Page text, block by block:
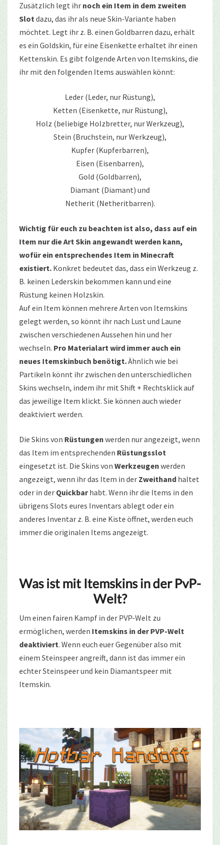
Zusätzlich legt ihr noch ein Item in dem zweiten
Slotdazu, das ihr als neue Skin-Variante haben
möchtet. Legt ihr z. B. einen Goldbarren dazu, erhält
es ein Goldskin, für eine Eisenkette erhaltet ihr einen
Kettenskin. Es gibt folgende Arten von Itemskins, die
ihr mit den folgenden Items auswählen könnt:
Leder (Leder, nur Rüstung),
Ketten (Eisenkette, nur Rüstung),
Holz (beliebige Holzbretter, nur Werkzeug),
Stein (Bruchstein, nur Werkzeug),
Kupfer (Kupferbarren),
Eisen (Eisenbarren),
Gold (Goldbarren),
Diamant (Diamant) und
Netherit (Netheritbarren).
Wichtig für euch zu beachten ist also, dass auf ein
Item nur die Art Skin angewandt werden kann,
wofür ein entsprechendes Item in Minecraft
existiert. Konkret bedeutet das, dass ein Werkzeug z.
B. keinen Lederskin bekommen kann und eine
Rüstung keinen Holzskin.
Auf ein Item können mehrere Arten von Itemskins
gelegt werden, so könnt ihr nach Lust und Laune
zwischen verschiedenen Aussehen hin und her
wechseln. Pro Materialart wird immer auch ein
neues Itemskinbuch benötigt.Ähnlich wie bei
Partikeln könnt ihr zwischen den unterschiedlichen
Skins wechseln, indem ihr mit Shift + Rechtsklick auf
das jeweilige Item klickt. Sie können auch wieder
deaktiviert werden.
Die Skins von Rüstungen werden nur angezeigt, wenn
das Item im entsprechenden Rüstungsslot
eingesetzt ist. Die Skins von Werkzeugen werden
angezeigt, wenn ihr das Item in der Zweithand haltet
oder in der Quickbarhabt. Wenn ihr die Items in den
übrigens Slots eures Inventars ablegt oder ein
anderes Inventar z. B. eine Kiste öffnet, werden euch
immer die originalen Items angezeigt.
Was ist mit Itemskins in der PvP-
Welt?
Um einen fairen Kampf in der PVP-Welt zu
ermöglichen, werden Itemskins in der PVP-Welt
deaktiviert. Wenn euch euer Gegenüber also mit
einem Steinspeer angreift, dann ist das immer ein
echter Steinspeer und kein Diamantspeer mit
Itemskin.